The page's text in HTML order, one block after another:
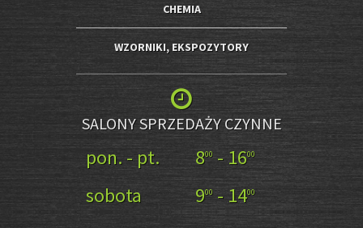
CHEMIA
WZORNIKI, EKSPOZYTORY
SALONY SPRZEDAŻY CZYNNE
pon. - pt. 800- 1600
sobota 900 - 1400